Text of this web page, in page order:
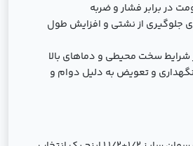
در برابر فشار و ضربه
جلوگیری از نشتی و افزایش طول
شرایط سخت محیطی و دماهای بالا
و تعویض به دلیل دوام و